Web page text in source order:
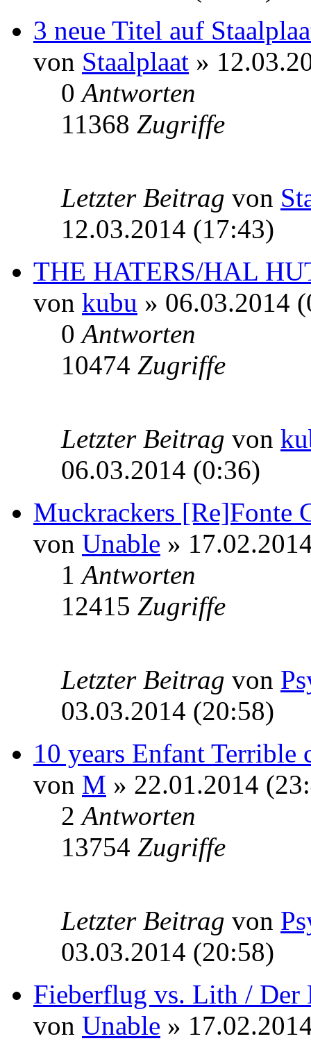
3 neue Titel auf
von Staalplaat »
0Antworten
11368 Zugriffe
Letzter Beitrag von
12.03.2014 (17:43)
THE HATERS/HAL
von kubu » 06.03.2014
0Antworten
10474 Zugriffe
Letzter Beitrag von
06.03.2014 (0:36)
Muckrackers [Re]Fonte
von Unable »
1Antworten
12415 Zugriffe
Letzter Beitrag von
03.03.2014 (20:58)
10 years Enfant
von M » 22.01.2014
2Antworten
13754 Zugriffe
Letzter Beitrag von
03.03.2014 (20:58)
Fieberflug vs. Lith / Der
von Unable »